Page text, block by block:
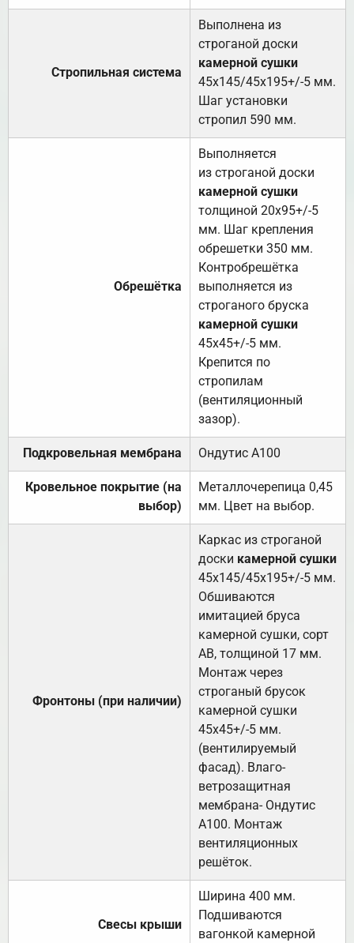
Стропильная система
Выполнена из
строганой доски
камерной сушки
45х145/45х195+/-5 мм.
Шаг установки
стропил 590 мм.
Обрешётка
Выполняется
из строганой доски
камерной сушки
толщиной 20х95+/-5
мм. Шаг крепления
обрешетки 350 мм.
Контробрешётка
выполняется из
строганого бруска
камерной сушки
45х45+/-5 мм.
Крепится по
стропилам
(вентиляционный
зазор).
Подкровельная мембрана Ондутис А100
Кровельное покрытие (на
выбор)
Металлочерепица 0,45
мм. Цвет на выбор.
Фронтоны (при наличии)
Каркас из строганой
доски камерной сушки
45х145/45х195+/-5 мм.
Обшиваются
имитацией бруса
камерной сушки, сорт
АВ, толщиной 17 мм.
Монтаж через
строганый брусок
камерной сушки
45х45+/-5 мм.
(вентилируемый
фасад). Влаго-
ветрозащитная
мембрана- Ондутис
А100. Монтаж
вентиляционных
решёток.
Свесы крыши
Ширина 400 мм.
Подшиваются
вагонкой камерной